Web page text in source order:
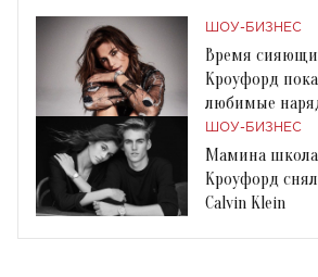
ШОУ-БИЗНЕС
Время
Кроуфорд
любимые
ШОУ-БИЗНЕС
Мамина
Кроуфорд
Calvin Klein